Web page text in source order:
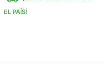
EL PAÍS!